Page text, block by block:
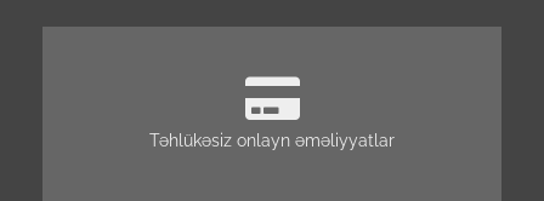
Təhlükəsiz onlayn əməliyyatlar